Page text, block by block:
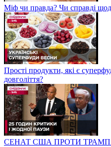
Міф чи правда? Чи справді
Прості продукти, які є
довголіття?
СЕНАТ США ПРОТИ ТРАМПА?